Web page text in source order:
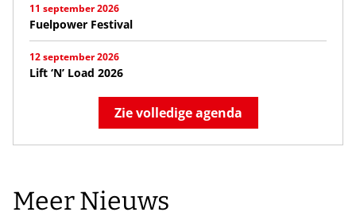
11 september 2026
Fuelpower Festival
12 september 2026
Lift ‘N’ Load 2026
Zie volledige agenda
Meer Nieuws